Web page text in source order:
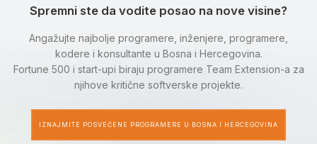
Spremni ste da vodite posao na nove visine?
Angažujte najbolje programere, inženjere, programere,
kodere i konsultante u Bosna i Hercegovina.
Fortune 500 i start-upi biraju programere Team Extension-a za
njihove kritične softverske projekte.
IZNAJMITE POSVEĆENE PROGRAMERE U BOSNA I HERCEGOVINA